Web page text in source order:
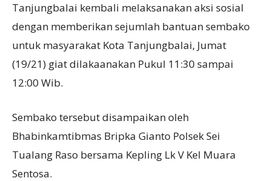
Tanjungbalai kembali melaksanakan aksi sosial
dengan memberikan sejumlah bantuan sembako
untuk masyarakat Kota Tanjungbalai, Jumat
(19/21) giat dilakaanakan Pukul 11:30 sampai
12:00 Wib.
Sembako tersebut disampaikan oleh
Bhabinkamtibmas Bripka Gianto Polsek Sei
Tualang Raso bersama Kepling Lk V Kel Muara
Sentosa.